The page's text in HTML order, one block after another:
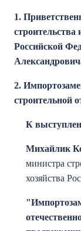
1.
Российской
2.
строительной
К
Михайлик
министра
хозяйства